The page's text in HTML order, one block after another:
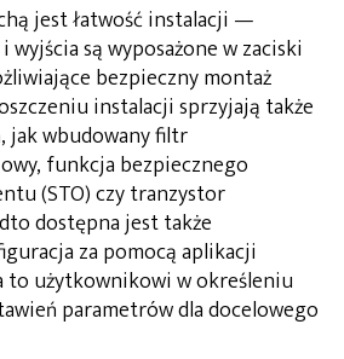
jest łatwość instalacji —
wyjścia są wyposażone w zaciski
bezpieczny montaż
instalacji sprzyjają także
jak wbudowany filtr
funkcja bezpiecznego
(STO) czy tranzystor
dostępna jest także
za pomocą aplikacji
to użytkownikowi w określeniu
parametrów dla docelowego